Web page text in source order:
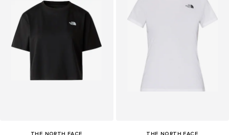
THE NORTH FACE
THE NORTH FACE